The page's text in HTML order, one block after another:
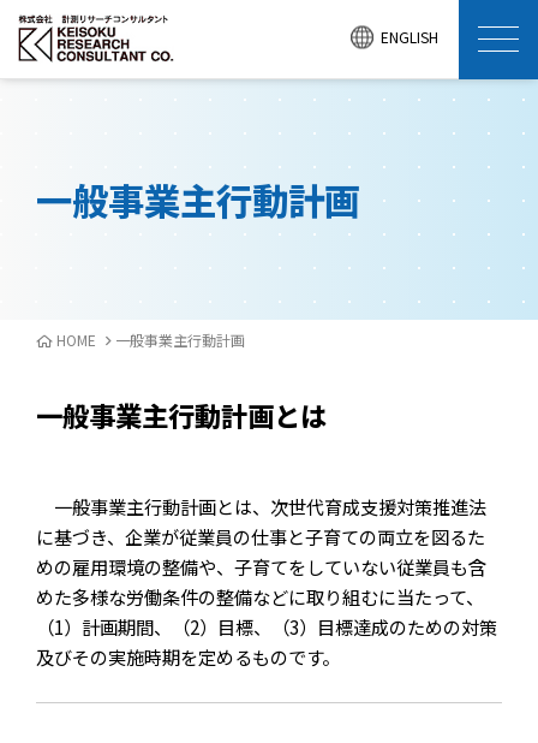
ENGLISH
一般事業主行動計画
HOME 一般事業主行動計画
一般事業主行動計画とは
一般事業主行動計画とは、次世代育成支援対策推進法
に基づき、企業が従業員の仕事と子育ての両立を図るた
めの雇用環境の整備や、子育てをしていない従業員も含
めた多様な労働条件の整備などに取り組むに当たって、
（1）計画期間、（2）目標、（3）目標達成のための対策
及びその実施時期を定めるものです。